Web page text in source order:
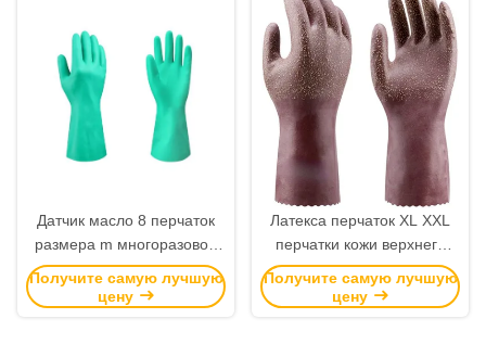
Датчик масло 8 перчаток
размера m многоразовое
химическое устойчивое
придает непроницаемость
Получите самую лучшую
цену
Латекса перчаток XL XXL
перчатки кожи верхнего
сегмента химического
устойчивого зернистые
Получите самую лучшую
цену